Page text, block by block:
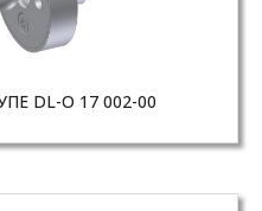
DL-O 17 002-00